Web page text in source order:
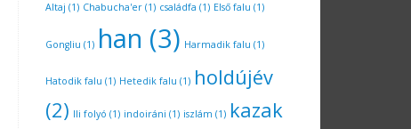
Altaj (1) Chabucha'er (1) családfa (1) Első falu (1)
Gongliu (1) han (3) Harmadik falu (1)
Hatodik falu (1) Hetedik falu (1) holdújév
(2) Ili folyó (1) indoiráni (1) iszlám (1) kazak